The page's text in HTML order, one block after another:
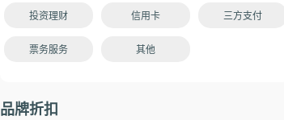
投资理财 信用卡 三方支付
票务服务 其他
品牌折扣